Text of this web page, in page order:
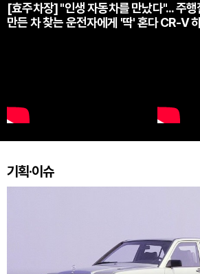
[효주차장] "인생 자동차를 만났다"... 주행
만든 차 찾는 운전자에게 '딱' 혼다 CR-V
기획·이슈